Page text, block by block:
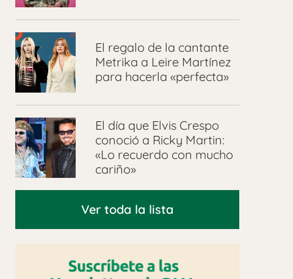
El regalo de la cantante
Metrika a Leire Martínez
para hacerla «perfecta»
El día que Elvis Crespo
conoció a Ricky Martin:
«Lo recuerdo con mucho
cariño»
Ver toda la lista